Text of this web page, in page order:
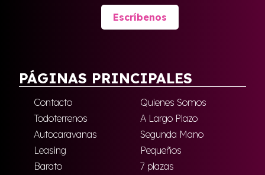
Escríbenos
PÁGINAS PRINCIPALES
Contacto
Quienes Somos
Todoterrenos
A Largo Plazo
Autocaravanas
Segunda Mano
Leasing
Pequeños
Barato
7 plazas